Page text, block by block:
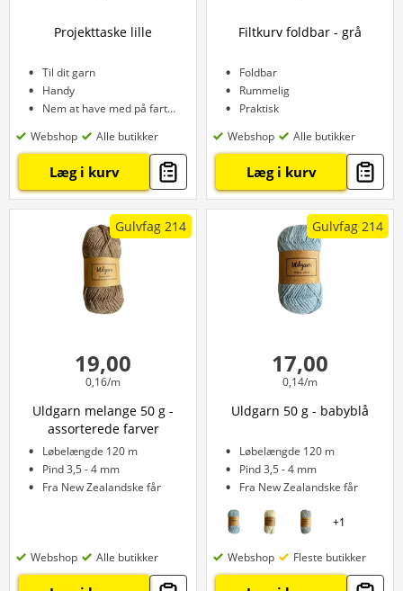
Projekttaske lille
Til dit garn
Handy
Nem at have med på farten
Webshop
Alle butikker
Læg i kurv
Filtkurv foldbar - grå
Foldbar
Rummelig
Praktisk
Webshop
Alle butikker
Læg i kurv
Gulvfag 214
19,00
0,16/m
Uldgarn melange 50 g -
assorterede farver
Løbelængde 120 m
Pind 3,5 - 4 mm
Fra New Zealandske får
Webshop Alle butikker
Gulvfag 214
17,00
0,14/m
Uldgarn 50 g - babyblå
Løbelængde 120 m
Pind 3,5 - 4 mm
Fra New Zealandske får
+1
Webshop Fleste butikker